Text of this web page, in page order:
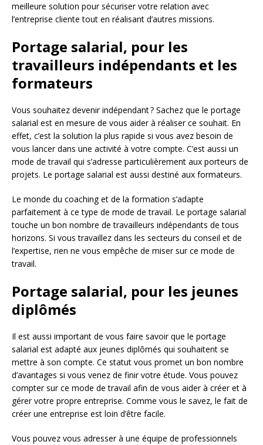
meilleure solution pour sécuriser votre relation avec
l’entreprise cliente tout en réalisant d’autres missions.
Portage salarial, pour les
travailleurs indépendants et les
formateurs
Vous souhaitez devenir indépendant ? Sachez que le portage
salarial est en mesure de vous aider à réaliser ce souhait. En
effet, c’est la solution la plus rapide si vous avez besoin de
vous lancer dans une activité à votre compte. C’est aussi un
mode de travail qui s’adresse particulièrement aux porteurs de
projets. Le portage salarial est aussi destiné aux formateurs.
Le monde du coaching et de la formation s’adapte
parfaitement à ce type de mode de travail. Le portage salarial
touche un bon nombre de travailleurs indépendants de tous
horizons. Si vous travaillez dans les secteurs du conseil et de
l’expertise, rien ne vous empêche de miser sur ce mode de
travail.
Portage salarial, pour les jeunes
diplômés
Il est aussi important de vous faire savoir que le portage
salarial est adapté aux jeunes diplômés qui souhaitent se
mettre à son compte. Ce statut vous promet un bon nombre
d’avantages si vous venez de finir votre étude. Vous pouvez
compter sur ce mode de travail afin de vous aider à créer et à
gérer votre propre entreprise. Comme vous le savez, le fait de
créer une entreprise est loin d’être facile.
Vous pouvez vous adresser à une équipe de professionnels